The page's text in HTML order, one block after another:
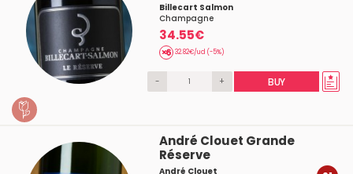
Billecart Salmon
Champagne
34.55€
32.82€/ud (-5%)
- + BUY
André Clouet Grande
Réserve
André Clouet